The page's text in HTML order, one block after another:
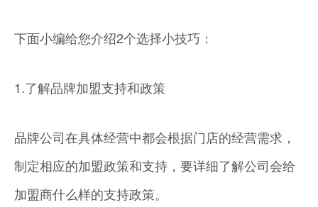
下面小编给您介绍2个选择小技巧：
1.了解品牌加盟支持和政策
品牌公司在具体经营中都会根据门店的经营需求，
制定相应的加盟政策和支持，要详细了解公司会给
加盟商什么样的支持政策。